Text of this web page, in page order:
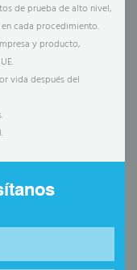
de prueba de alto nivel,
cada procedimiento.
y producto,
vida después del